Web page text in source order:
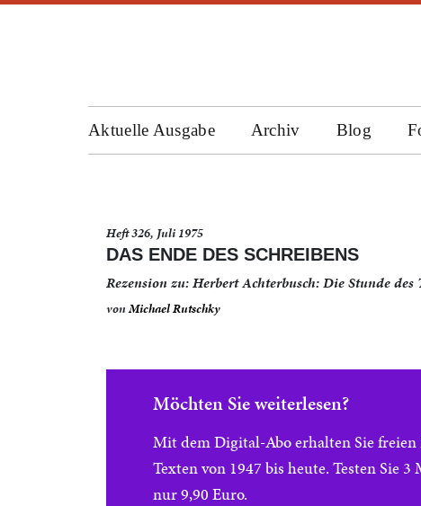
Aktuelle Ausgabe Archiv Blog
Heft 326, Juli 1975
DAS ENDE DES SCHREIBENS
Rezension zu: Herbert Achterbusch: Die Stunde des
vonMichael Rutschky
Möchten Sie weiterlesen?
Mit dem Digital-Abo erhalten Sie
Texten von 1947 bis heute. Testen Sie
nur 9,90 Euro.